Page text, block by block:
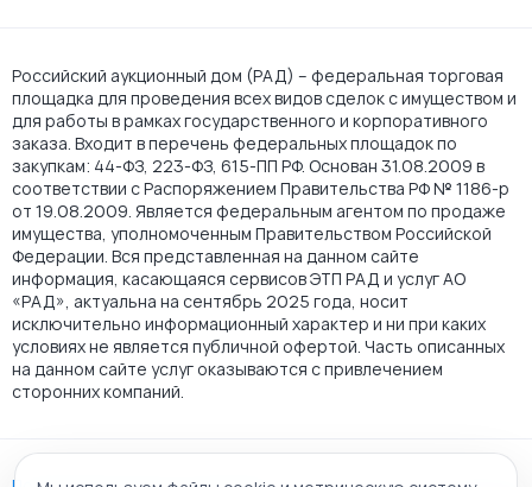
Российский аукционный дом (РАД) – федеральная торговая
площадка для проведения всех видов сделок с имуществом и
для работы в рамках государственного и корпоративного
заказа. Входит в перечень федеральных площадок по
закупкам: 44-ФЗ, 223-ФЗ, 615-ПП РФ. Основан 31.08.2009 в
соответствии с Распоряжением Правительства РФ № 1186-р
от 19.08.2009. Является федеральным агентом по продаже
имущества, уполномоченным Правительством Российской
Федерации. Вся представленная на данном сайте
информация, касающаяся сервисов ЭТП РАД и услуг АО
«РАД», актуальна на сентябрь 2025 года, носит
исключительно информационный характер и ни при каких
условиях не является публичной офертой. Часть описанных
на данном сайте услуг оказываются с привлечением
сторонних компаний.